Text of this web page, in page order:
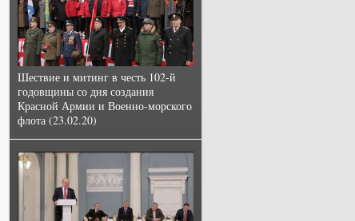
Шествие и митинг в честь 102-й
годовщины со дня создания
Красной Армии и Военно-морского
флота (23.02.20)